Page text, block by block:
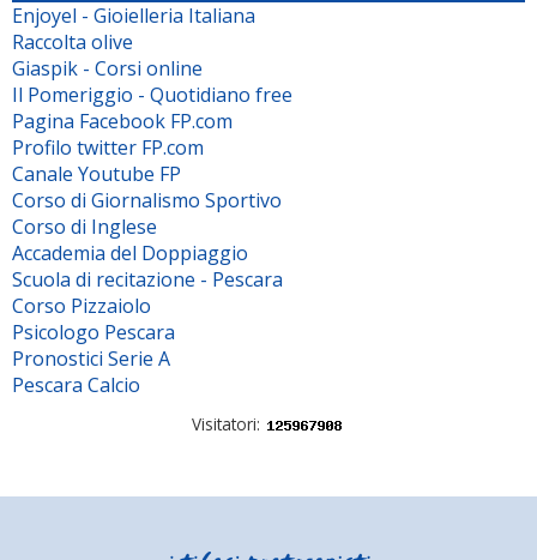
Enjoyel - Gioielleria Italiana
Raccolta olive
Giaspik - Corsi online
Il Pomeriggio - Quotidiano free
Pagina Facebook FP.com
Profilo twitter FP.com
Canale Youtube FP
Corso di Giornalismo Sportivo
Corso di Inglese
Accademia del Doppiaggio
Scuola di recitazione - Pescara
Corso Pizzaiolo
Psicologo Pescara
Pronostici Serie A
Pescara Calcio
Visitatori: